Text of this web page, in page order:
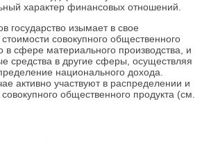
характер финансовых отношений.
изымает в свое
совокупного общественного
в сфере материального производства, и
средства в другие сферы, осуществляя
национального дохода.
активно участвуют в распределении и
общественного продукта (см.